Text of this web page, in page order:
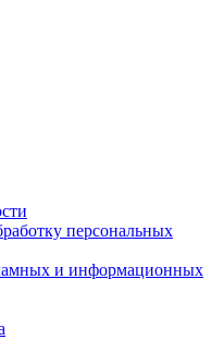
персональных
и информационных